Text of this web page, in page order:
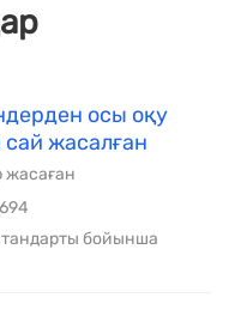
осы оқу
жасалған
жасаған
бойынша